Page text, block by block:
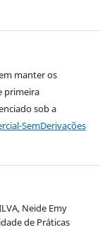
manter os
primeira
sob a
SemDerivações
Neide Emy
de Práticas